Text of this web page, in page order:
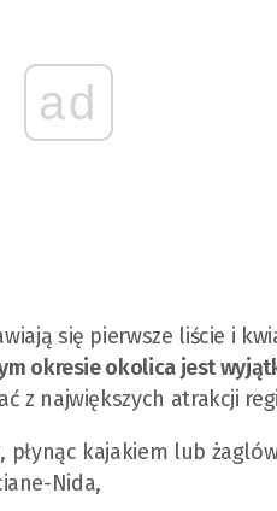
ad
się pierwsze liście i
okresie okolica jest
z największych atrakcji
płynąc kajakiem lub
Nida,